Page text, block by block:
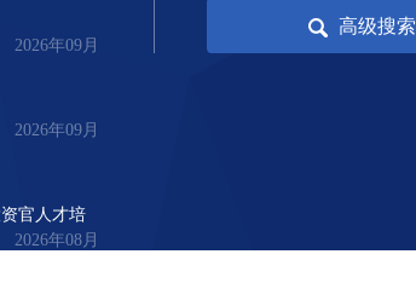
2026年09月
2026年09月
官人才培
2026年08月
高级搜索